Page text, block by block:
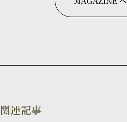
関連記事